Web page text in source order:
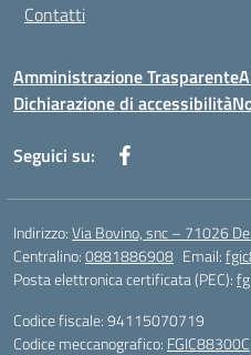
Contatti
Amministrazione Trasparente
Dichiarazione di accessibilità
Seguici su:
Indirizzo:Via Bovino, snc – 71026
Centralino:0881886908 Email:
Posta elettronica certificata (PEC):
Codice fiscale: 94115070719
Codice meccanografico: FGIC88300C